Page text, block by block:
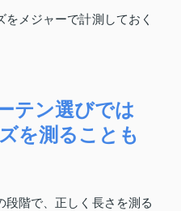
メジャーで計測しておく
テン選びでは
を測ることも
段階で、正しく長さを測る